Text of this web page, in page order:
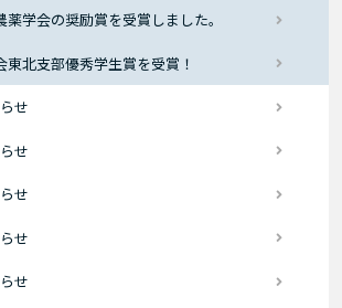
学会の奨励賞を受賞しました。
東北支部優秀学生賞を受賞！
せ
せ
せ
せ
せ